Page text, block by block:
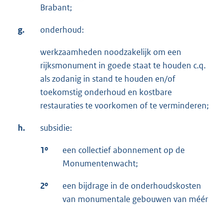
Brabant;
g. onderhoud:
werkzaamheden noodzakelijk om een
rijksmonument in goede staat te houden c.q.
als zodanig in stand te houden en/of
toekomstig onderhoud en kostbare
restauraties te voorkomen of te verminderen;
h. subsidie:
1º
een collectief abonnement op de
Monumentenwacht;
2º
een bijdrage in de onderhoudskosten
van monumentale gebouwen van méér